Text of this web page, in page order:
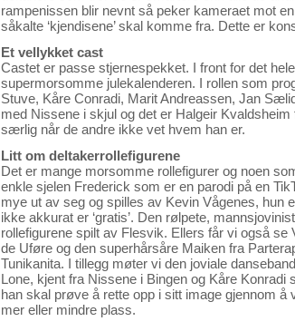
rampenissen blir nevnt så peker kameraet mot
såkalte ‘kjendisene’ skal komme fra. Dette er
Et vellykket cast
Castet er passe stjernespekket. I front for det
supermorsomme julekalenderen. I rollen som
Stuve, Kåre Conradi, Marit Andreassen, Jan
med Nissene i skjul og det er Halgeir
særlig når de andre ikke vet hvem han er.
Litt om deltakerrollefigurene
Det er mange morsomme rollefigurer og noen
enkle sjelen Frederick som er en parodi på en
mye ut av seg og spilles av Kevin Vågenes, hun
ikke akkurat er ‘gratis’. Den rølpete,
rollefigurene spilt av Flesvik. Ellers får vi også
de Uføre og den superhårsåre Maiken fra
Tunikanita. I tillegg møter vi den joviale
Lone, kjent fra Nissene i Bingen og Kåre
han skal prøve å rette opp i sitt image gjennom
mer eller mindre plass.